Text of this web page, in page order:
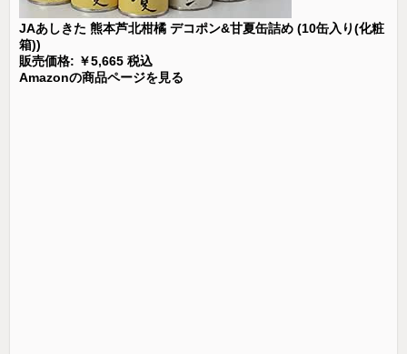
JAあしきた 熊本芦北柑橘 デコポン&甘夏缶詰め (10缶入り(化粧
箱))
販売価格: ￥5,665 税込
Amazonの商品ページを見る